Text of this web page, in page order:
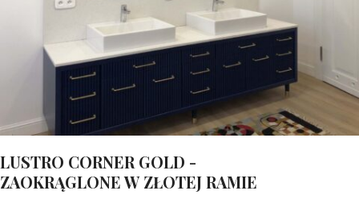
LUSTRO CORNER GOLD -
ZAOKRĄGLONE W ZŁOTEJ RAMIE